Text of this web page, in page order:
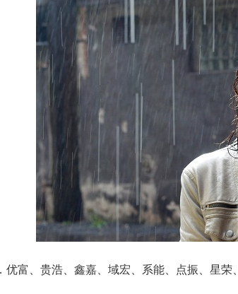
优富、贵浩、鑫嘉、域宏、系能、点振、星荣